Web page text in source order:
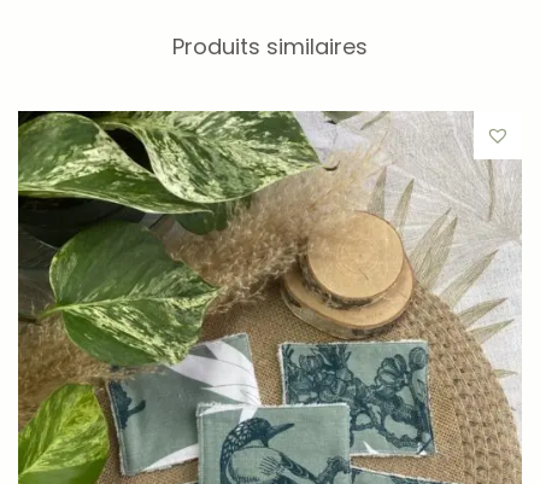
les yeux fatigués,
les moments de chaleur,
ou simplement pour un instant rafraîchissant et
relaxant.
Une expérience sensorielle réconfortante
Avec sa garniture naturelle de graine d’épeautre,
chaque utilisation devient un véritable rituel bien-être.
Le parfum délicat associé à la chaleur douce du coussin
crée une expérience apaisante, idéale pour ralentir et
prendre soin de soi naturellement.
Une idée cadeau pleine de douceur
Produits similaires